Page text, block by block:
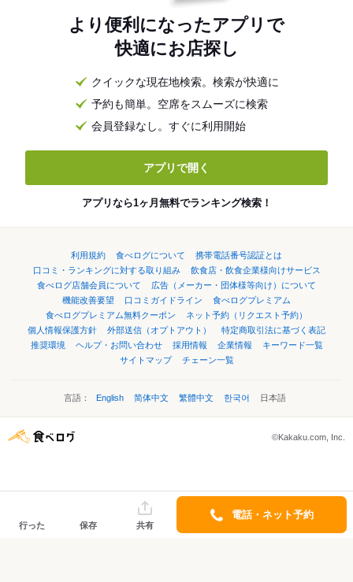
より便利になったアプリで
快適にお店探し
クイックな現在地検索。検索が快適に
予約も簡単。空席をスムーズに検索
会員登録なし。すぐに利用開始
アプリで開く
アプリなら1ヶ月無料でランキング検索！
利用規約 食べログについて
携帯電話番号認証とは
口コミ・ランキングに対する取り組み
飲食店・飲食企業様向けサービス
食べログ店舗会員について
広告（メーカー・団体様等向け）について
機能改善要望
口コミガイドライン
食べログプレミアム
食べログプレミアム無料クーポン
ネット予約（リクエスト予約）
個人情報保護方針
外部送信（オプトアウト）
特定商取引法に基づく表記
推奨環境
ヘルプ・お問い合わせ 採用情報 企業情報
キーワード一覧
サイトマップ
チェーン一覧
言語： English 简体中文 繁體中文 한국어 日本語
©Kakaku.com, Inc.
行った 保存 共有
電話・ネット予約